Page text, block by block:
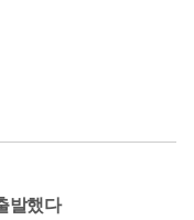
발했다